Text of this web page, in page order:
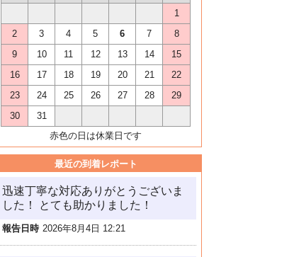
1
2
3 4 5 6 7
8
9
10 11 12 13 14
15
16
17 18 19 20 21
22
23
24 25 26 27 28
29
30
31
赤色の日は休業日です
最近の到着レポート
迅速丁寧な対応ありがとうございま
した！ とても助かりました！
報告日時 2026年8月4日 12:21